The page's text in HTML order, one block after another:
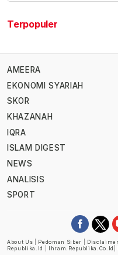
Terpopuler
AMEERA
EKONOMI SYARIAH
SKOR
KHAZANAH
IQRA
ISLAM DIGEST
NEWS
ANALISIS
SPORT
About Us Pedoman Siber
Disclaimer
Republika.id
Ihram.republika.co.id